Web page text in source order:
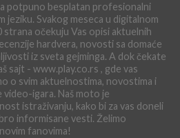
potpuno besplatan profesionalni
jeziku. Svakog meseca u digitalnom
očekuju Vas opisi aktuelnih
hardvera, novosti sa domaće
iz sveta gejminga. A dok čekate
sajt - www.play.co.rs , gde vas
o svim aktuelnostima, novostima i
igara. Naš moto je
istraživanju, kako bi za vas doneli
informisane vesti. Želimo
fanovima!